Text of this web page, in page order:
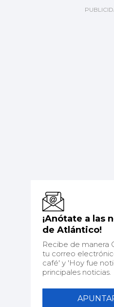
¡Anótate a las
de Atlántico!
Recibe de manera
tu correo
café' y 'Hoy fue
principales noticias.